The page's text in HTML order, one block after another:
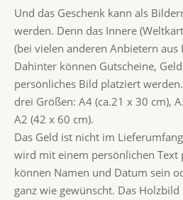
Und das Geschenk kann als
werden. Denn das Innere
(bei vielen anderen Anbietern aus
Dahinter können Gutscheine,
persönliches Bild platziert
drei Größen: A4 (ca.21 x 30 cm),
A2 (42 x 60 cm).
Das Geld ist nicht im
wird mit einem persönlichen Text
können Namen und Datum sein
ganz wie gewünscht. Das